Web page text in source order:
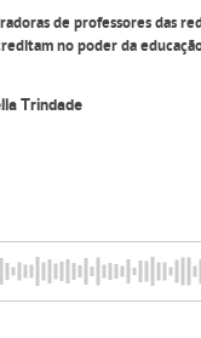
de professores das
no poder da
Trindade